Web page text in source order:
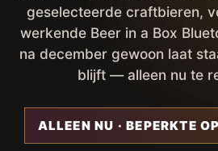
geselecteerde craftbieren,
werkende Beer in a Box
na december gewoon laat
blijft — alleen nu te
ALLEEN NU · BEPERKTE